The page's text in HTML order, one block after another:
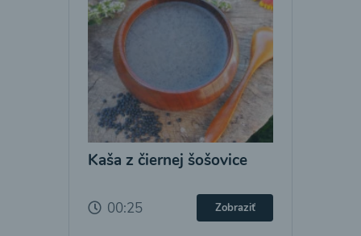
Kaša z čiernej šošovice
00:25 Zobraziť